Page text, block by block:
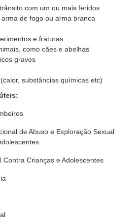
com um ou mais feridos
de fogo ou arma branca
e fraturas
como cães e abelhas
graves
substâncias químicas etc)
de Abuso e Exploração Sexual
Contra Crianças e Adolescentes